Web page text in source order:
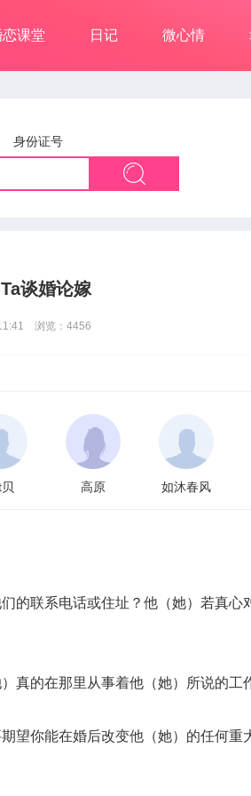
恋课堂 日记 微心情
身份证号
谈婚论嫁
浏览：4456
高原 如沐春风
的联系电话或住址？他（她）若真心
真的在那里从事着他（她）所说的工
望你能在婚后改变他（她）的任何重